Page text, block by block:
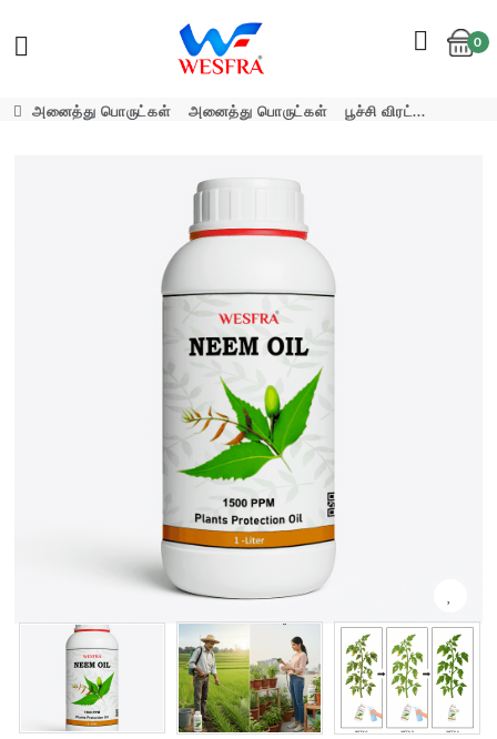
0
அனைத்து பொருட்கள் அனைத்து பொருட்கள் பூச்சி விரட்...